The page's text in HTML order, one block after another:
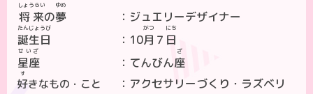
将来
しょうらい
の夢
ゆめ
ジュエリーデザイナー
誕生日
たんじょうび
10月
がつ
７ 日
にち
星座
せいざ
てんびん座
ざ
好
す
きなもの・こと
アクセサリーづくり・ラズベリ